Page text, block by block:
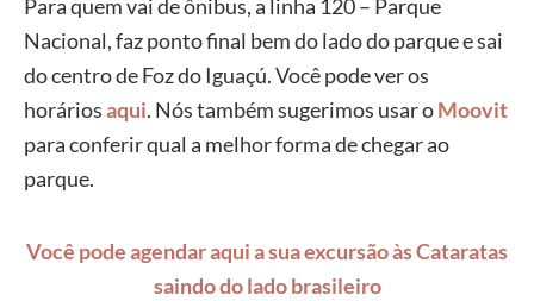
Para quem vai de ônibus, a linha 120 – Parque
Nacional, faz ponto final bem do lado do parque e sai
do centro de Foz do Iguaçú. Você pode ver os
horáriosaqui. Nós também sugerimos usar oMoovit
para conferir qual a melhor forma de chegar ao
parque.
Você pode agendar aqui a sua excursão às Cataratas
saindo do lado brasileiro